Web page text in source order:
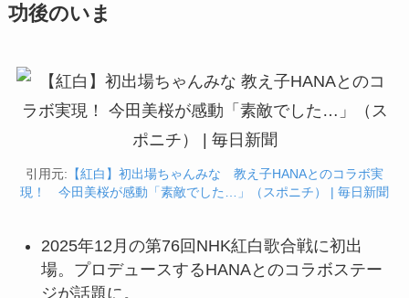
功後のいま
引用元: 【紅白】初出場ちゃんみな 教え子HANAとのコラボ実
現！ 今田美桜が感動「素敵でした…」（スポニチ） | 毎日新聞
2025年12月の第76回NHK紅白歌合戦に初出
場。プロデュースするHANAとのコラボステー
ジが話題に。